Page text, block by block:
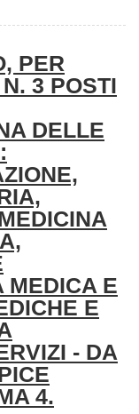
PER
3 POSTI
DELLE
MEDICA E
E
- DA
4.